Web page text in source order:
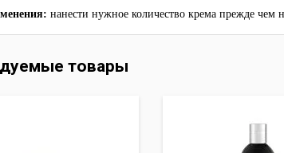
нанести нужное количество крема прежде чем
товары